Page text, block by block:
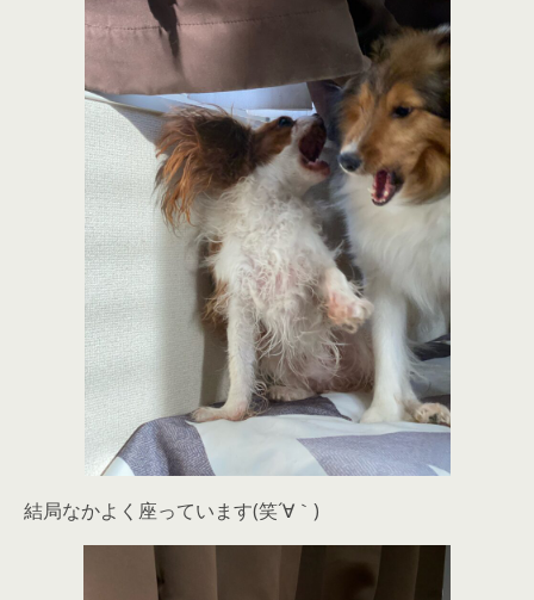
結局なかよく座っています(笑´∀｀)